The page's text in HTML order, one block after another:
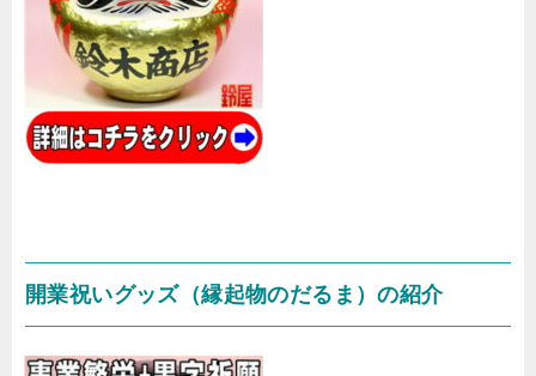
開業祝いグッズ（縁起物のだるま）の紹介